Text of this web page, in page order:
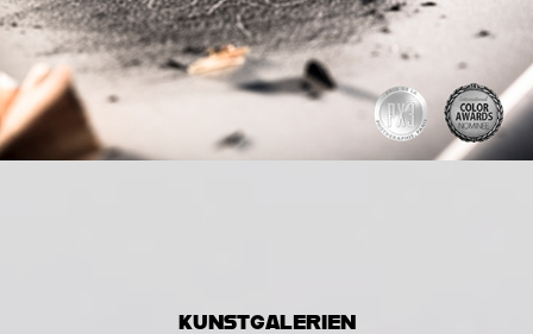
KUNSTGALERIEN